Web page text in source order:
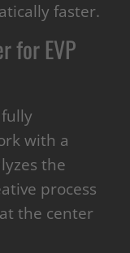
faster.
for EVP
with a
the
process
the center